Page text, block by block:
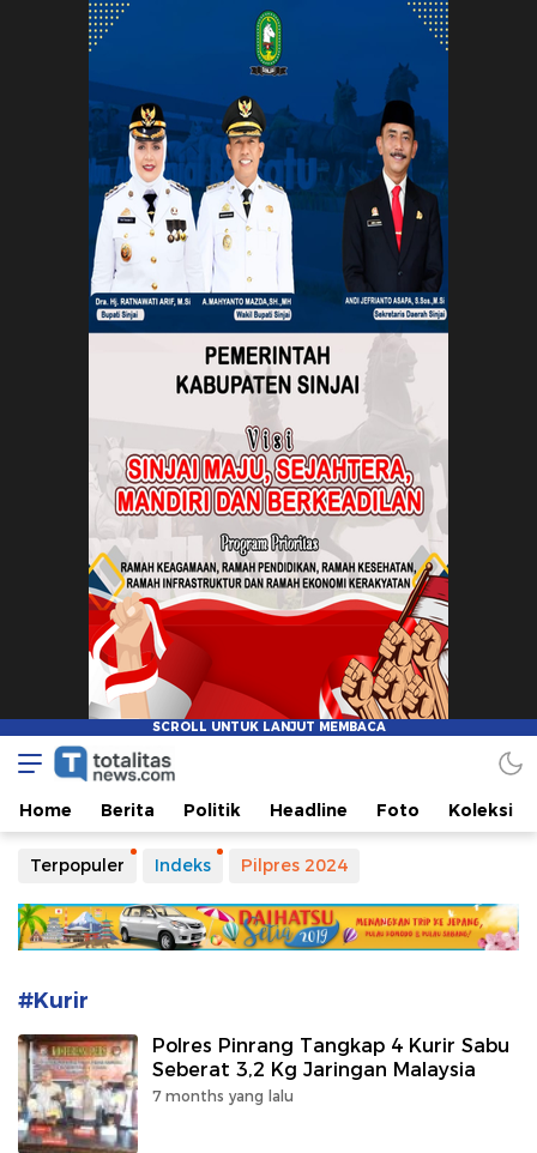
Totalitasnews.com
Berpikir Jernih, Bertindak Totalitas
Home Berita Politik Headline Foto Koleksi
Terpopuler Indeks Pilpres 2024
#Kurir
Polres Pinrang Tangkap 4 Kurir Sabu
Seberat 3,2 Kg Jaringan Malaysia
7 months yang lalu